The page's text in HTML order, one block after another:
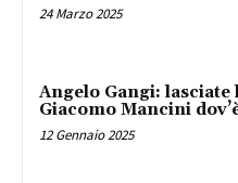
24 Marzo 2025
Angelo Gangi: lasciate
Giacomo Mancini
12 Gennaio 2025